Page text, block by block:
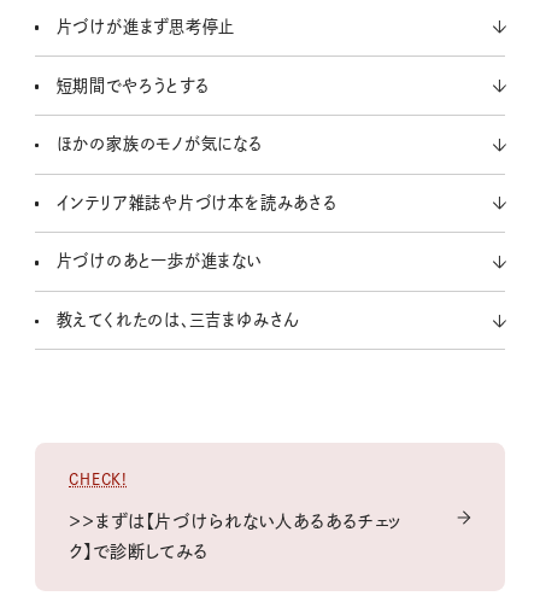
片づけが進まず思考停止
短期間でやろうとする
ほかの家族のモノが気になる
インテリア雑誌や片づけ本を読みあさる
片づけのあと一歩が進まない
教えてくれたのは、三吉まゆみさん
CHECK!
＞＞まずは【片づけられない人あるあるチェッ
ク】で診断してみる